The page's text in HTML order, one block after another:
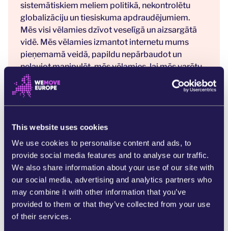
This website uses cookies
We use cookies to personalise content and ads, to
provide social media features and to analyse our traffic.
We also share information about your use of our site with
our social media, advertising and analytics partners who
may combine it with other information that you’ve
provided to them or that they’ve collected from your use
of their services.
sistemātiskiem meliem politikā, nekontrolētu
globalizāciju un tiesiskuma apdraudējumiem.
Mēs visi vēlamies dzīvot veselīgā un aizsargātā
vidē. Mēs vēlamies izmantot internetu mums
pieņemamā veidā, papildu nepārbaudot un
neļaujot manipulēt, mēs vēlamies, lai mēs varētu
uzticēties viedajām tehnoloģijām un lai tās mūs
neapdraud. Mēs esam redzējuši, ka demokrātijas
priekšnoteikums ir patiesība, nevis meli, un tāpēc
globalizētajā pasaulē. Vecās Eiropas konstitūcijai
nav skaidras atbildes uz pēdējo gadu
samilzušajiem satricinājumiem.
Ferdinands fon Širahs savā grāmatā “EVERYONE”
skaidro, kāds spēks slēpjas konstitūciju iespējās,
īpaši to garantētajās pamattiesībās. Viņš ierosina
sešas jaunas pamattiesības, lai atjaunotu Eiropas
konstitūciju.